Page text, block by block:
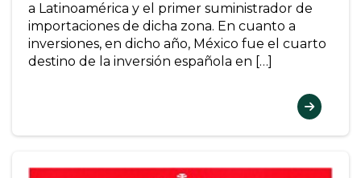
a Latinoamérica y el primer suministrador de
importaciones de dicha zona. En cuanto a
inversiones, en dicho año, México fue el cuarto
destino de la inversión española en […]